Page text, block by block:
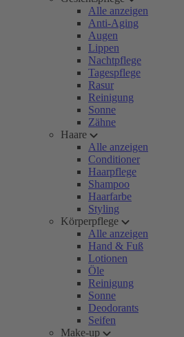
Alle anzeigen
Anti-Aging
Augen
Lippen
Nachtpflege
Tagespflege
Rasur
Reinigung
Sonne
Zähne
Haare
Alle anzeigen
Conditioner
Haarpflege
Shampoo
Haarfarbe
Styling
Körperpflege
Alle anzeigen
Hand & Fuß
Lotionen
Öle
Reinigung
Sonne
Deodorants
Seifen
Make-up